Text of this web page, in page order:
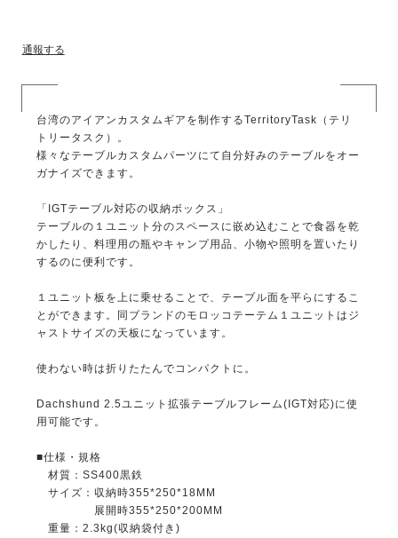
通報する
台湾のアイアンカスタムギアを制作するTerritoryTask（テリ
トリータスク）。
様々なテーブルカスタムパーツにて自分好みのテーブルをオー
ガナイズできます。
「IGTテーブル対応の収納ボックス」
テーブルの１ユニット分のスペースに嵌め込むことで食器を乾
かしたり、料理用の瓶やキャンプ用品、小物や照明を置いたり
するのに便利です。
１ユニット板を上に乗せることで、テーブル面を平らにするこ
とができます。同ブランドのモロッコテーテム１ユニットはジ
ャストサイズの天板になっています。
使わない時は折りたたんでコンパクトに。
Dachshund 2.5ユニット拡張テーブルフレーム(IGT対応)に使
用可能です。
■仕様・規格
材質：SS400黒鉄
サイズ：収納時355*250*18MM
展開時355*250*200MM
重量：2.3kg(収納袋付き)